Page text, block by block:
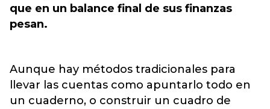
que en un balance final de sus finanzas
pesan.
Aunque hay métodos tradicionales para
llevar las cuentas como apuntarlo todo en
un cuaderno, o construir un cuadro de